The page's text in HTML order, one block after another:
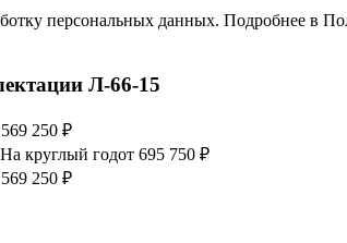
персональных данных. Подробнее в
Л-66-15
250 ₽
На круглый годот 695 750 ₽
250 ₽